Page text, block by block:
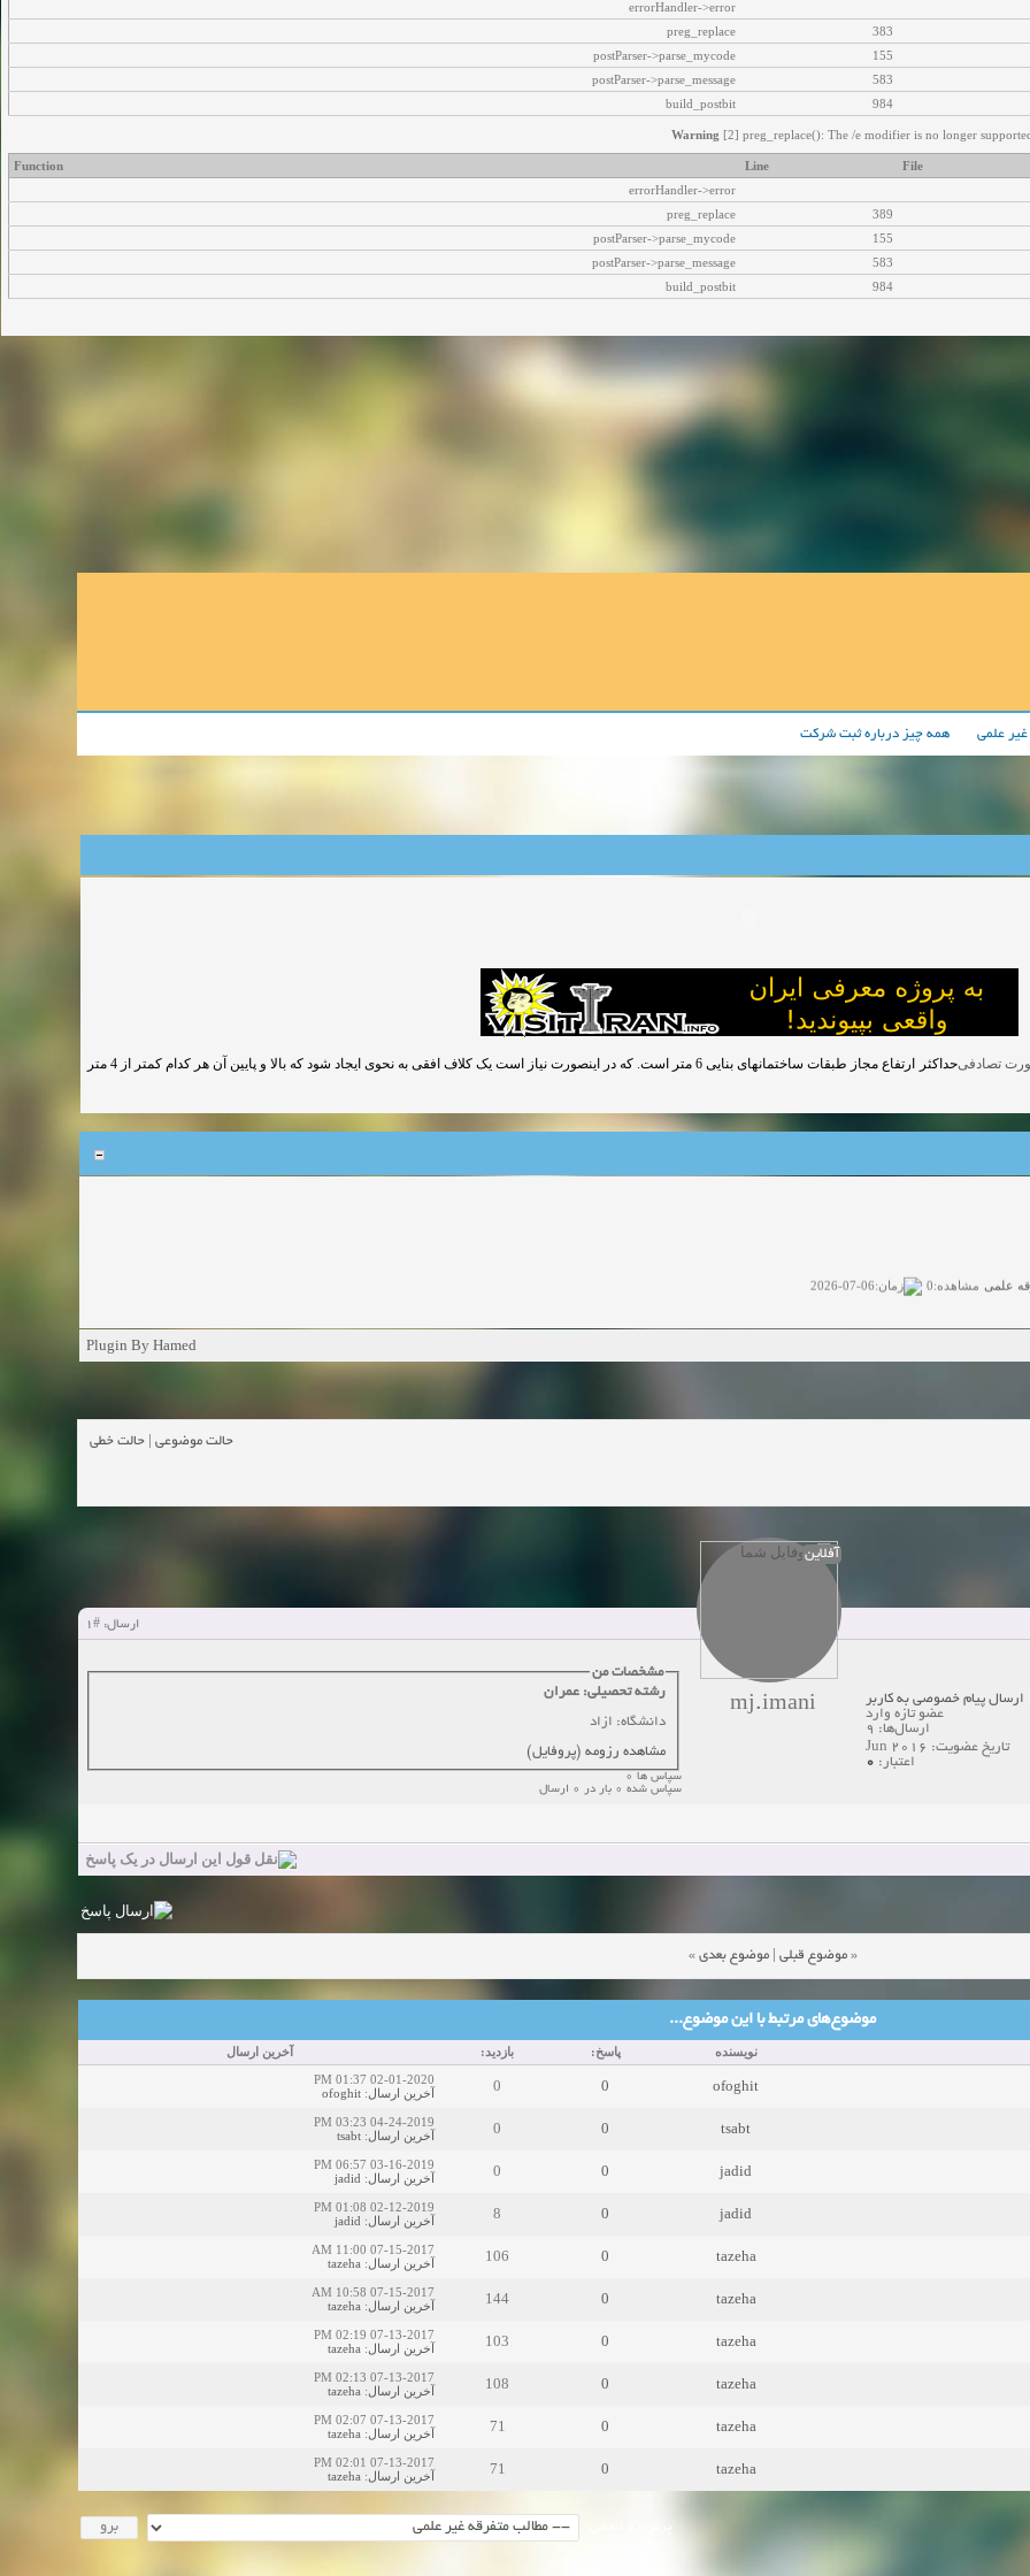
errorHandler->error
383
preg_replace
155
postParser->parse_mycode
583
postParser->parse_message
984
build_postbit
Warning [2] preg_replace(): The /e modifier is no longer
File
Line
Function
errorHandler->error
389
preg_replace
155
postParser->parse_mycode
583
postParser->parse_message
984
build_postbit
غیر علمی همه چیز درباره ثبت شرکت
حداکثر ارتفاع مجاز طبقات ساختمانهای بنایی 6 متر است. که در اینصورت نیاز است یک کلاف افقی به نحوی ایجاد شود که بالا و پایین آن هر کدام کمتر از 4 متر
آزاد مشاهده:0 زمان:02-26-2025
دعوت به همکاری مشاهده:0 زمان:10-21-2024
دعوت به همکاری مشاهده:0 زمان:10-11-2024
Plugin By Hamed
حالت موضوعی| حالت خطی
ارسال:#1
آفلاین
mj.imani
ارسال پیام خصوصی به کاربر
عضو تازه وارد
ارسال‌ها: 9
تاریخ عضویت: Jun 2016
اعتبار: 0
مشخصات من
رشته تحصیلی: عمران
دانشگاه: ازاد
مشاهده رزومه (پروفایل)
سپاس ها 0
سپاس شده 0 بار در 0 ارسال
«موضوع قبلی |موضوع بعدی »
موضوع‌های مرتبط با این موضوع...
نویسنده پاسخ: بازدید: آخرین ارسال
ofoghit
0
0
02-01-2020 01:37 PM
آخرین ارسال:
ofoghit
tsabt
0
0
04-24-2019 03:23 PM
آخرین ارسال:
tsabt
jadid
0
0
03-16-2019 06:57 PM
آخرین ارسال:
jadid
jadid
0
8
02-12-2019 01:08 PM
آخرین ارسال:
jadid
tazeha
0
106
07-15-2017 11:00 AM
آخرین ارسال:
tazeha
tazeha
0
144
07-15-2017 10:58 AM
آخرین ارسال:
tazeha
tazeha
0
103
07-13-2017 02:19 PM
آخرین ارسال:
tazeha
tazeha
0
108
07-13-2017 02:13 PM
آخرین ارسال:
tazeha
tazeha
0
71
07-13-2017 02:07 PM
آخرین ارسال:
tazeha
tazeha
0
71
07-13-2017 02:01 PM
آخرین ارسال:
tazeha